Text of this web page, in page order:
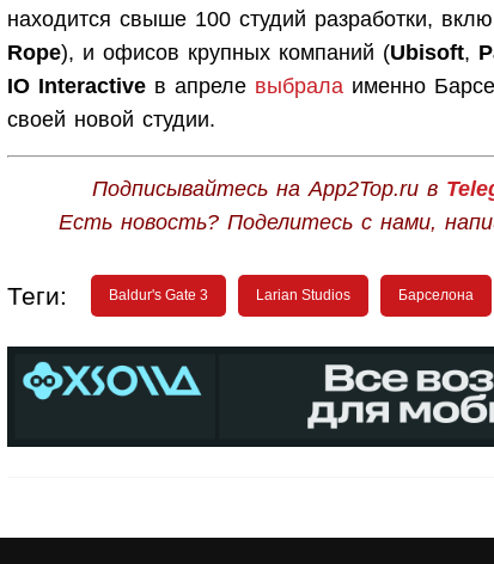
находится свыше 100 студий разработки,
Rope), и офисов крупных компаний (Ubisoft,
IO Interactive в апреле выбрала именно
своей новой студии.
Подписывайтесь на App2Top.ru в
Есть новость? Поделитесь с нами,
Теги: Baldur's Gate 3 Larian Studios Барселона